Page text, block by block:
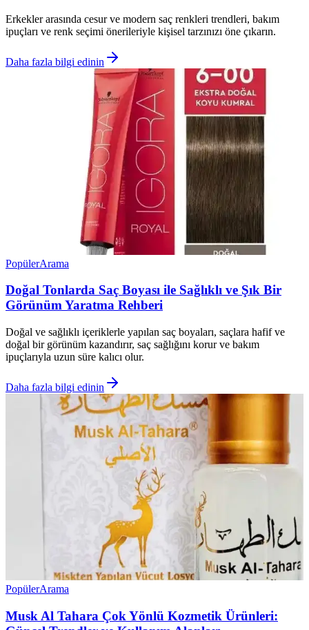
Erkekler arasında cesur ve modern saç renkleri trendleri, bakım
ipuçları ve renk seçimi önerileriyle kişisel tarzınızı öne çıkarın.
Daha fazla bilgi edinin
PopülerArama
Doğal Tonlarda Saç Boyası ile Sağlıklı ve Şık Bir
Görünüm Yaratma Rehberi
Doğal ve sağlıklı içeriklerle yapılan saç boyaları, saçlara hafif ve
doğal bir görünüm kazandırır, saç sağlığını korur ve bakım
ipuçlarıyla uzun süre kalıcı olur.
Daha fazla bilgi edinin
PopülerArama
Musk Al Tahara Çok Yönlü Kozmetik Ürünleri: